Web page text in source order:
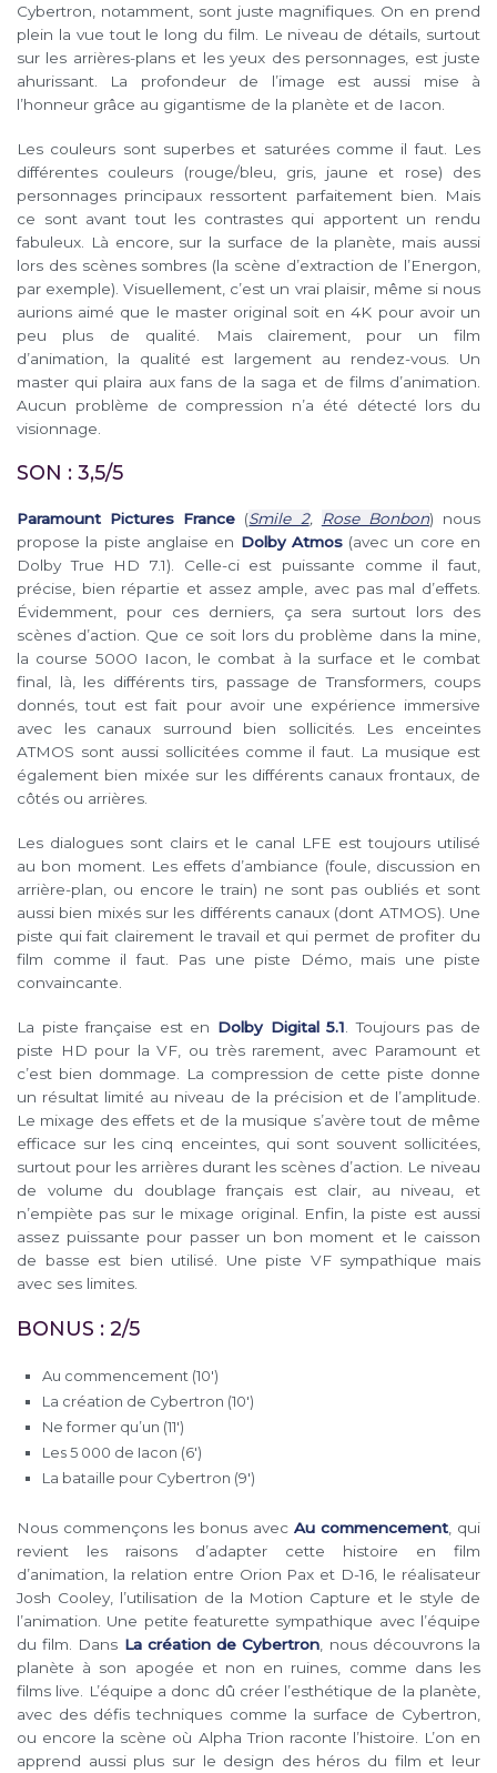
Cybertron, notamment, sont juste magnifiques. On en prend
plein la vue tout le long du film. Le niveau de détails, surtout
sur les arrières-plans et les yeux des personnages, est juste
ahurissant. La profondeur de l’image est aussi mise à
l’honneur grâce au gigantisme de la planète et de Iacon.
Les couleurs sont superbes et saturées comme il faut. Les
différentes couleurs (rouge/bleu, gris, jaune et rose) des
personnages principaux ressortent parfaitement bien. Mais
ce sont avant tout les contrastes qui apportent un rendu
fabuleux. Là encore, sur la surface de la planète, mais aussi
lors des scènes sombres (la scène d’extraction de l’Energon,
par exemple). Visuellement, c’est un vrai plaisir, même si nous
aurions aimé que le master original soit en 4K pour avoir un
peu plus de qualité. Mais clairement, pour un film
d’animation, la qualité est largement au rendez-vous. Un
master qui plaira aux fans de la saga et de films d’animation.
Aucun problème de compression n’a été détecté lors du
visionnage.
SON : 3,5/5
Paramount Pictures France (Smile 2, Rose Bonbon) nous
propose la piste anglaise en Dolby Atmos(avec un core en
Dolby True HD 7.1). Celle-ci est puissante comme il faut,
précise, bien répartie et assez ample, avec pas mal d’effets.
Évidemment, pour ces derniers, ça sera surtout lors des
scènes d’action. Que ce soit lors du problème dans la mine,
la course 5000 Iacon, le combat à la surface et le combat
final, là, les différents tirs, passage de Transformers, coups
donnés, tout est fait pour avoir une expérience immersive
avec les canaux surround bien sollicités. Les enceintes
ATMOS sont aussi sollicitées comme il faut. La musique est
également bien mixée sur les différents canaux frontaux, de
côtés ou arrières.
Les dialogues sont clairs et le canal LFE est toujours utilisé
au bon moment. Les effets d’ambiance (foule, discussion en
arrière-plan, ou encore le train) ne sont pas oubliés et sont
aussi bien mixés sur les différents canaux (dont ATMOS). Une
piste qui fait clairement le travail et qui permet de profiter du
film comme il faut. Pas une piste Démo, mais une piste
convaincante.
La piste française est en Dolby Digital 5.1. Toujours pas de
piste HD pour la VF, ou très rarement, avec Paramount et
c’est bien dommage. La compression de cette piste donne
un résultat limité au niveau de la précision et de l’amplitude.
Le mixage des effets et de la musique s’avère tout de même
efficace sur les cinq enceintes, qui sont souvent sollicitées,
surtout pour les arrières durant les scènes d’action. Le niveau
de volume du doublage français est clair, au niveau, et
n’empiète pas sur le mixage original. Enfin, la piste est aussi
assez puissante pour passer un bon moment et le caisson
de basse est bien utilisé. Une piste VF sympathique mais
avec ses limites.
BONUS : 2/5
Au commencement (10′)
La création de Cybertron (10′)
Ne former qu’un (11′)
Les 5 000 de Iacon (6′)
La bataille pour Cybertron (9′)
Nous commençons les bonus avec Au commencement , qui
revient les raisons d’adapter cette histoire en film
d’animation, la relation entre Orion Pax et D-16, le réalisateur
Josh Cooley, l’utilisation de la Motion Capture et le style de
l’animation. Une petite featurette sympathique avec l’équipe
du film. Dans La création de Cybertron , nous découvrons la
planète à son apogée et non en ruines, comme dans les
films live. L’équipe a donc dû créer l’esthétique de la planète,
avec des défis techniques comme la surface de Cybertron,
ou encore la scène où Alpha Trion raconte l’histoire. L’on en
apprend aussi plus sur le design des héros du film et leur